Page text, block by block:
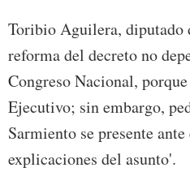
Toribio Aguilera, diputado
reforma del decreto no
Congreso Nacional,
Ejecutivo; sin embargo,
Sarmiento se presente
explicaciones del asunto'.